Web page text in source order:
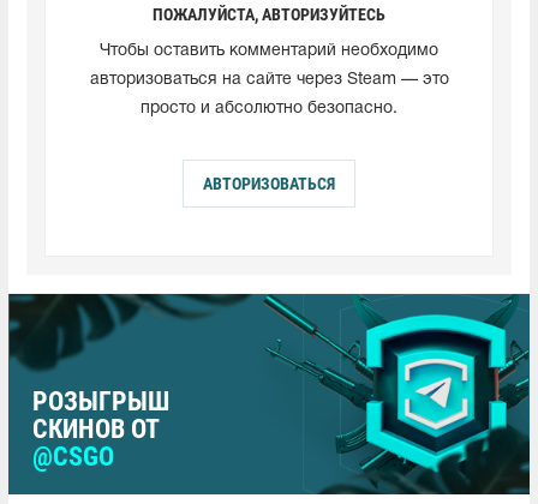
ПОЖАЛУЙСТА, АВТОРИЗУЙТЕСЬ
Чтобы оставить комментарий необходимо
авторизоваться на сайте через Steam — это
просто и абсолютно безопасно.
АВТОРИЗОВАТЬСЯ
РОЗЫГРЫШ
СКИНОВ ОТ
@CSGO